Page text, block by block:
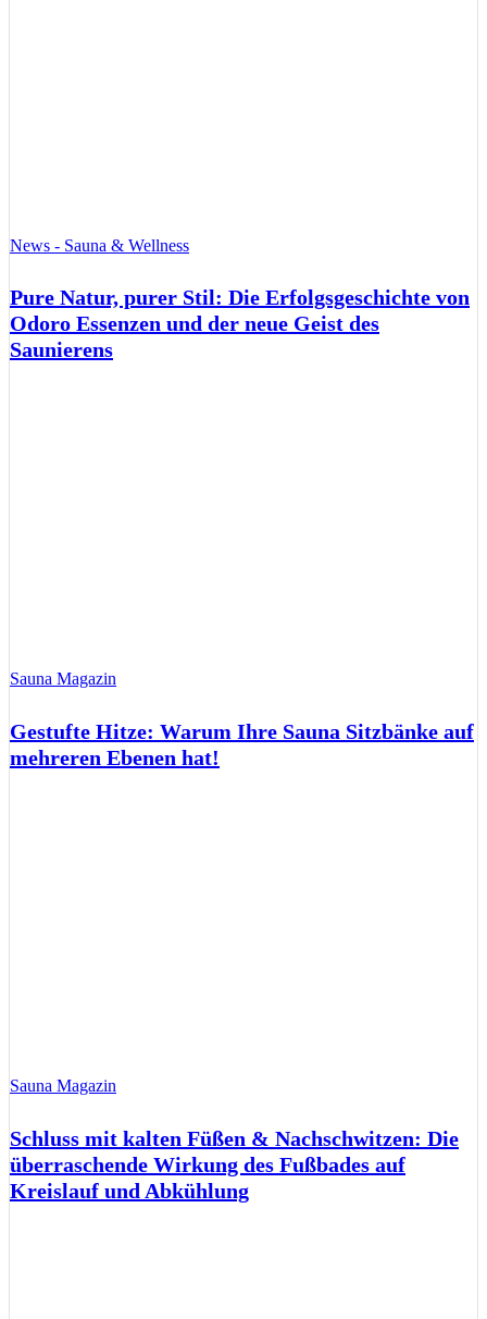
News - Sauna & Wellness
Pure Natur, purer Stil: Die Erfolgsgeschichte von
Odoro Essenzen und der neue Geist des
Saunierens
Sauna Magazin
Gestufte Hitze: Warum Ihre Sauna Sitzbänke auf
mehreren Ebenen hat!
Sauna Magazin
Schluss mit kalten Füßen & Nachschwitzen: Die
überraschende Wirkung des Fußbades auf
Kreislauf und Abkühlung